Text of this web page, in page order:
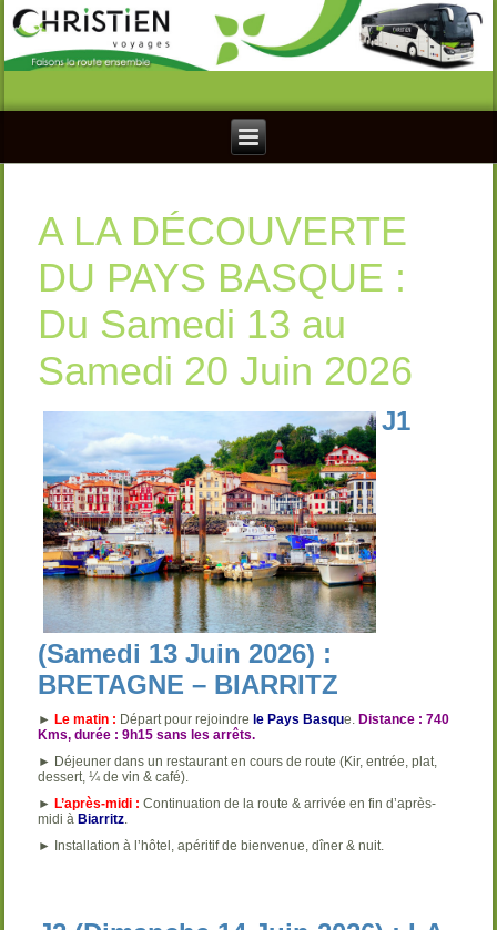
A LA DÉCOUVERTE
DU PAYS BASQUE :
Du Samedi 13 au
Samedi 20 Juin 2026
J1
(Samedi 13 Juin 2026) :
BRETAGNE – BIARRITZ
►Le matin : Départ pour rejoindrele Pays Basque.Distance : 740
Kms, durée : 9h15 sans les arrêts.
► Déjeuner dans un restaurant en cours de route (Kir, entrée, plat,
dessert, ¼ de vin & café).
►L’après-midi : Continuation de la route & arrivée en fin d’après-
midi àBiarritz
► Installation à l’hôtel, apéritif de bienvenue, dîner & nuit.